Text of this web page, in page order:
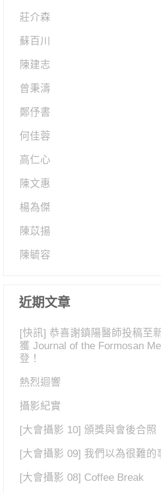
莊介森
蘇百川
陳建志
曾秉濤
鄭伃書
何佳蓉
高仁心
陳文惠
楊為傑
陳苡揚
陳毓容
近期文章
[快訊] 恭喜謝鎮陽醫師投稿至
獲 Journal of the Formosan
登！
熱烈迴響
攝影紀實
[大會攝影 10] 頒獎與會後合照
[大會攝影 09] 我們以為很難的
[大會攝影 08] Coffee Break